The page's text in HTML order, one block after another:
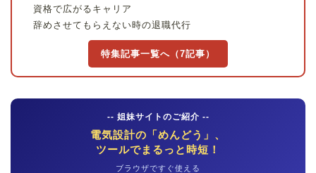
資格で広がるキャリア
辞めさせてもらえない時の退職代行
特集記事一覧へ（7記事）
-- 姐妹サイトのご紹介 --
電気設計の「めんどう」、
ツールでまるっと時短！
ブラウザですぐ使える